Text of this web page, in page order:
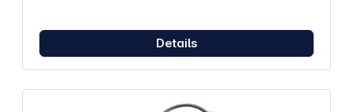
Details